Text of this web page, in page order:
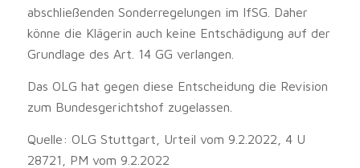
abschließenden Sonderregelungen im IfSG. Daher
könne die Klägerin auch keine Entschädigung auf der
Grundlage des Art. 14 GG verlangen.
Das OLG hat gegen diese Entscheidung die Revision
zum Bundesgerichtshof zugelassen.
Quelle: OLG Stuttgart, Urteil vom 9.2.2022, 4 U
28721, PM vom 9.2.2022